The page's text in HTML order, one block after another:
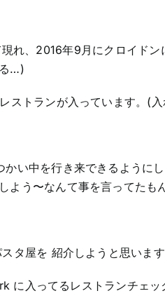
れ、2016年9月にクロイド
…)
ストランが入っています。(
かい中を行き来できるよう
よう〜なんて事を言ってたも
タ屋を 紹介しようと思います
に入ってるレストランチェ